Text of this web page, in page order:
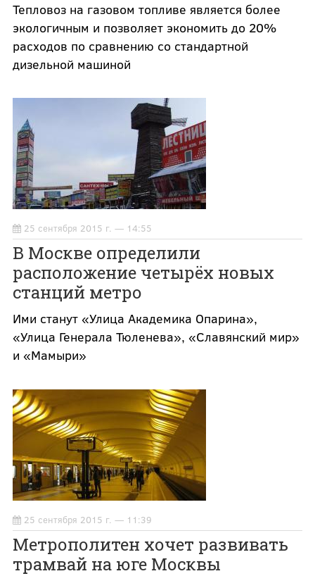
Тепловоз на газовом топливе является более
экологичным и позволяет экономить до 20%
расходов по сравнению со стандартной
дизельной машиной
25 сентября 2015 г. — 14:55
В Москве определили
расположение четырёх новых
станций метро
Ими станут «Улица Академика Опарина»,
«Улица Генерала Тюленева», «Славянский мир»
и «Мамыри»
25 сентября 2015 г. — 11:39
Метрополитен хочет развивать
трамвай на юге Москвы